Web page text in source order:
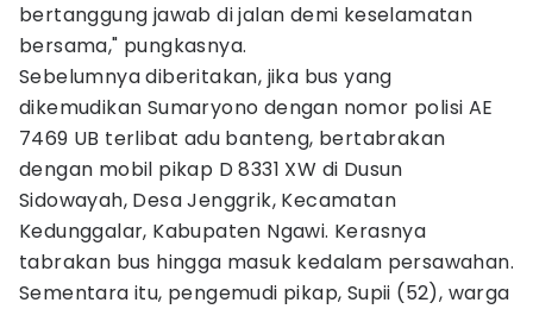
bertanggung jawab di jalan demi keselamatan
bersama," pungkasnya.
Sebelumnya diberitakan, jika bus yang
dikemudikan Sumaryono dengan nomor polisi AE
7469 UB terlibat adu banteng, bertabrakan
dengan mobil pikap D 8331 XW di Dusun
Sidowayah, Desa Jenggrik, Kecamatan
Kedunggalar, Kabupaten Ngawi. Kerasnya
tabrakan bus hingga masuk kedalam persawahan.
Sementara itu, pengemudi pikap, Supii (52), warga